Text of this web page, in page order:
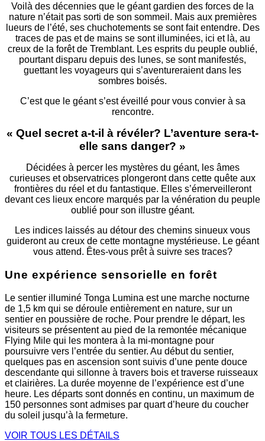
Voilà des décennies que le géant gardien des forces de la
nature n’était pas sorti de son sommeil. Mais aux premières
lueurs de l’été, ses chuchotements se sont fait entendre. Des
traces de pas et de mains se sont illuminées, ici et là, au
creux de la forêt de Tremblant. Les esprits du peuple oublié,
pourtant disparu depuis des lunes, se sont manifestés,
guettant les voyageurs qui s’aventureraient dans les
sombres boisés.
C’est que le géant s’est éveillé pour vous convier à sa
rencontre.
« Quel secret a-t-il à révéler? L’aventure sera-t-
elle sans danger? »
Décidées à percer les mystères du géant, les âmes
curieuses et observatrices plongeront dans cette quête aux
frontières du réel et du fantastique. Elles s’émerveilleront
devant ces lieux encore marqués par la vénération du peuple
oublié pour son illustre géant.
Les indices laissés au détour des chemins sinueux vous
guideront au creux de cette montagne mystérieuse. Le géant
vous attend. Êtes-vous prêt à suivre ses traces?
Une expérience sensorielle en forêt
Le sentier illuminé Tonga Lumina est une marche nocturne
de 1,5 km qui se déroule entièrement en nature, sur un
sentier en poussière de roche. Pour prendre le départ, les
visiteurs se présentent au pied de la remontée mécanique
Flying Mile qui les montera à la mi-montagne pour
poursuivre vers l’entrée du sentier. Au début du sentier,
quelques pas en ascension sont suivis d’une pente douce
descendante qui sillonne à travers bois et traverse ruisseaux
et clairières. La durée moyenne de l’expérience est d’une
heure. Les départs sont donnés en continu, un maximum de
150 personnes sont admises par quart d’heure du coucher
du soleil jusqu’à la fermeture.
VOIR TOUS LES DÉTAILS